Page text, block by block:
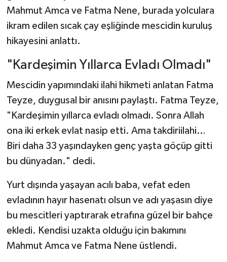
Mahmut Amca ve Fatma Nene, burada yolculara
ikram edilen sıcak çay eşliğinde mescidin kuruluş
hikayesini anlattı.
"Kardeşimin Yıllarca Evladı Olmadı"
Mescidin yapımındaki ilahi hikmeti anlatan Fatma
Teyze, duygusal bir anısını paylaştı. Fatma Teyze,
"Kardeşimin yıllarca evladı olmadı. Sonra Allah
ona iki erkek evlat nasip etti. Ama takdiriilahi…
Biri daha 33 yaşındayken genç yaşta göçüp gitti
bu dünyadan." dedi.
Yurt dışında yaşayan acılı baba, vefat eden
evladının hayır hasenatı olsun ve adı yaşasın diye
bu mescitleri yaptırarak etrafına güzel bir bahçe
ekledi. Kendisi uzakta olduğu için bakımını
Mahmut Amca ve Fatma Nene üstlendi.